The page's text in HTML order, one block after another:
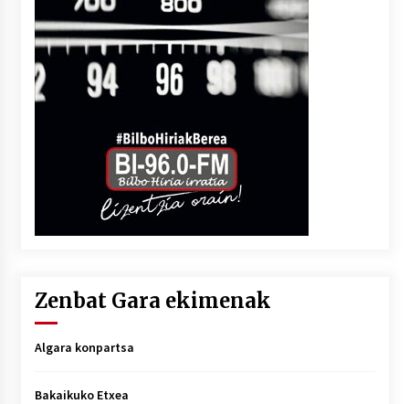
Zenbat Gara ekimenak
Algara konpartsa
Bakaikuko Etxea